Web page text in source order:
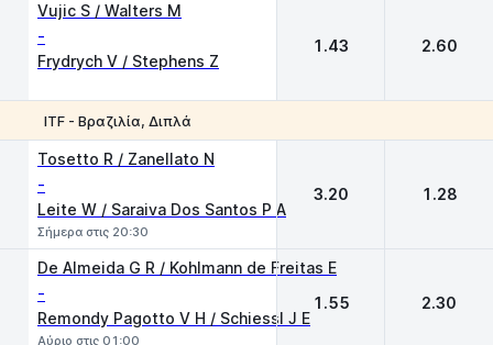
Vujic S / Walters M
-
Frydrych V / Stephens Z
1.43 2.60
ITF - Βραζιλία, Διπλά
Tosetto R / Zanellato N
-
Leite W / Saraiva Dos Santos P A
Σήμερα στις 20:30
3.20 1.28
De Almeida G R / Kohlmann de Freitas E
-
Remondy Pagotto V H / Schiessl J E
Αύριο στις 01:00
1.55 2.30